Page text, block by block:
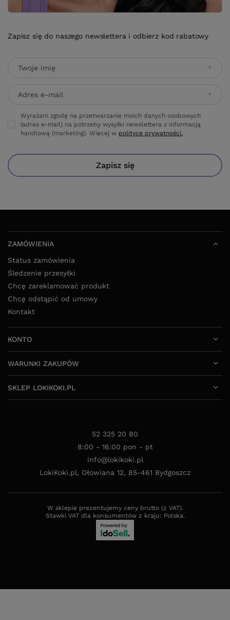
Zapisz się do naszego newslettera i odbierz kod rabatowy
Twoje imię
Adres e-mail
Wyrażam zgodę na przetwarzanie moich danych osobowych
(adres e-mail) na potrzeby wysyłki newslettera z informacją
handlową (marketing). Więcej w polityce prywatności.
Zapisz się
ZAMÓWIENIA
Status zamówienia
Śledzenie przesyłki
Chcę zareklamować produkt
Chcę odstąpić od umowy
Kontakt
KONTO
WARUNKI ZAKUPÓW
SKLEP LOKIKOKI.PL
52 325 20 80
8:00 - 16:00 pon - pt
info@lokikoki.pl
LokiKoki.pl, Ołowiana 12, 85-461 Bydgoszcz
W sklepie prezentujemy ceny brutto (z VAT).
Stawki VAT dla konsumentów z kraju: Polska.